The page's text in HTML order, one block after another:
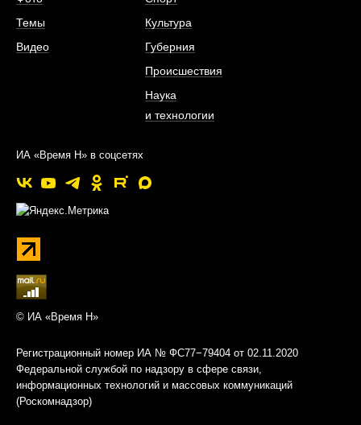
Темы
Видео
Культура
Губерния
Происшествия
Наука
и технологии
ИА «Время Н» в соцсетях
© ИА «Время Н»
Регистрационный номер ИА № ФС77−79404 от 02.11.2020
Федеральной службой по надзору в сфере связи,
информационных технологий и массовых коммуникаций
(Роскомнадзор)